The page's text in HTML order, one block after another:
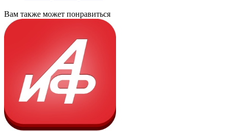
Вам также может понравиться